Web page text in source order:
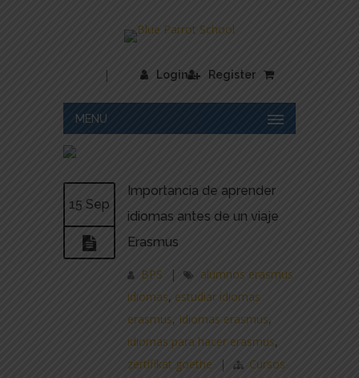
Login
| Register
MENU
15 Sep
Importancia de aprender
idiomas antes de un viaje
Erasmus
BPS |
alumnos erasmus
idiomas, estudiar idiomas
erasmus, Idiomas erasmus,
idiomas para hacer erasmus,
zertifikat goethe
|
Cursos